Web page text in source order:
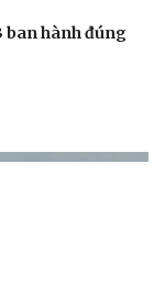
ban hành đúng